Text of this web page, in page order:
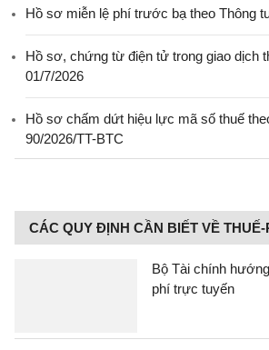
Hồ sơ miễn lệ phí trước bạ theo Thông
Hồ sơ, chứng từ điện tử trong giao dịch
01/7/2026
Hồ sơ chấm dứt hiệu lực mã số thuế
90/2026/TT-BTC
CÁC QUY ĐỊNH CẦN BIẾT VỀ THUẾ-
Bộ Tài chính
phí trực tuyến